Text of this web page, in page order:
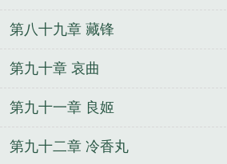
第八十九章 藏锋
第九十章 哀曲
第九十一章 良姬
第九十二章 冷香丸